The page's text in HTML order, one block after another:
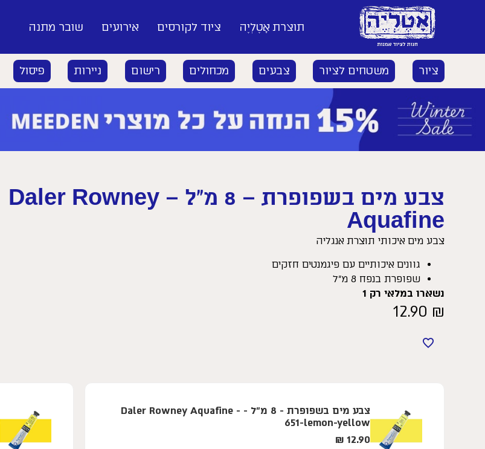
תוצרת אָטֶלְיֶה ציוד לקורסים אירועים שובר מתנה
ציור משטחים לציור צבעים מכחולים רישום ניירות פיסול
צבע מים בשפופרת – 8 מ”ל – Daler Rowney
Aquafine
צבע מים איכותי תוצרת אנגליה
גוונים איכותיים עם פיגמנטים חזקים
שפופרת בנפח 8 מ”ל
נשארו במלאי רק 1
12.90 ₪
צבע מים בשפופרת - 8 מ"ל - Daler Rowney Aquafine -
651-lemon-yellow
12.90
₪